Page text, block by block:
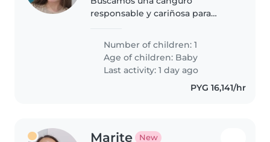
responsable y cariñosa para
juguetón y lleno de energía.
Necesitamos alguien con
experiencia y cómodo con
mascotas y tareas del hogar...
Number of children: 1
Age of children: Baby
Last activity: 1 day ago
PYG 16,141/hr
Marite New